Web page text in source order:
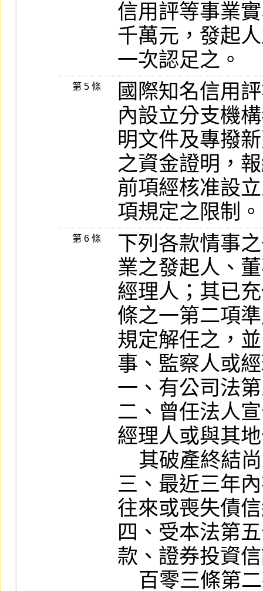
信用評等事業
千萬元，發起
一次認足之。
第 5 條
國際知名信用
內設立分支機
明文件及專撥
之資金證明，
前項經核准設
項規定之限制。
第 6 條
下列各款情事
業之發起人、
經理人；其已
條之一第二項
規定解任之，
事、監察人或
一、有公司法
二、曾任法人
經理人或與其
三、最近三年
往來或喪失債
四、受本法第
款、證券投資